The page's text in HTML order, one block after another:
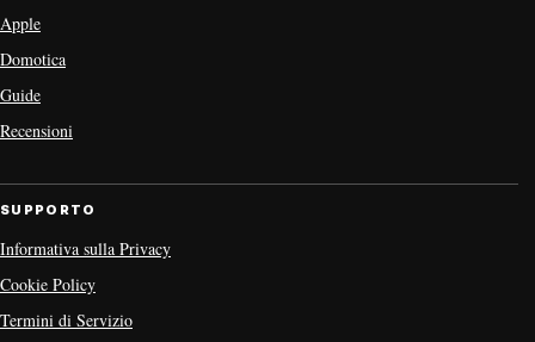
Apple
Domotica
Guide
Recensioni
SUPPORTO
Informativa sulla Privacy
Cookie Policy
Termini di Servizio